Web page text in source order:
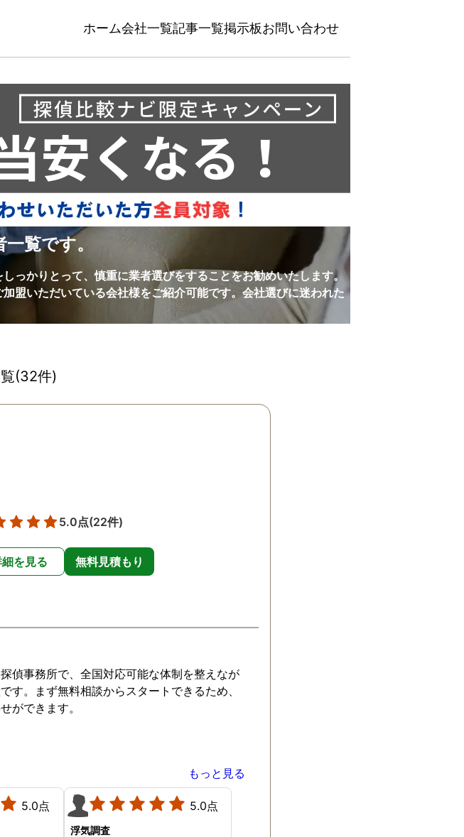
ホーム会社一覧記事一覧掲示板お問い合わせ
覧です。
っかりとって、慎重に業者選びをすることをお勧めいたします。
盟いただいている会社様をご紹介可能です。会社選びに迷われた
(32件)
5.0点(22件)
を見る 無料見積もり
偵事務所で、全国対応可能な体制を整えなが
す。まず無料相談からスタートできるため、
ができます。
もっと見る
5.0点 5.0点
浮気調査